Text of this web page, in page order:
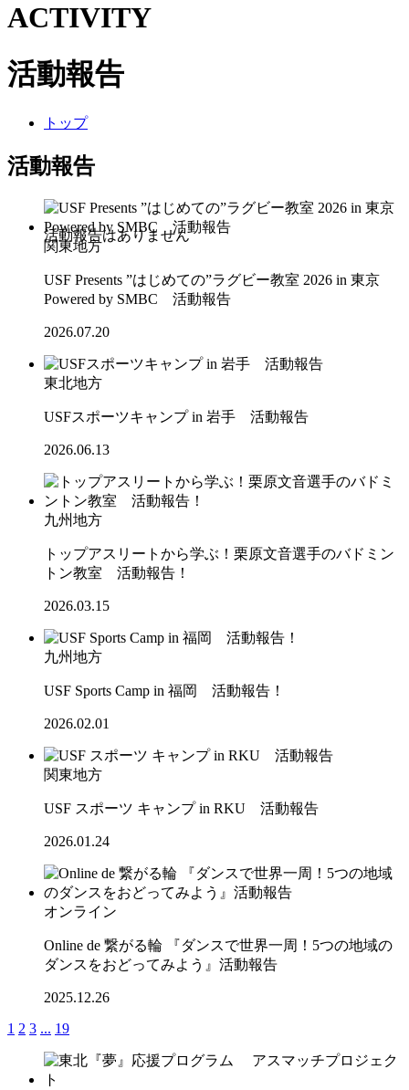
ACTIVITY
活動報告
トップ
活動報告
関東地方
USF Presents ”はじめての”ラグビー教室 2026 in 東京
Powered by SMBC 活動報告
2026.07.20
東北地方
USFスポーツキャンプ in 岩手 活動報告
2026.06.13
九州地方
トップアスリートから学ぶ！栗原文音選手のバドミン
トン教室 活動報告！
2026.03.15
九州地方
USF Sports Camp in 福岡 活動報告！
2026.02.01
関東地方
USF スポーツ キャンプ in RKU 活動報告
2026.01.24
オンライン
Online de 繋がる輪 『ダンスで世界一周！5つの地域の
ダンスをおどってみよう』活動報告
2025.12.26
1 2 3 ... 19